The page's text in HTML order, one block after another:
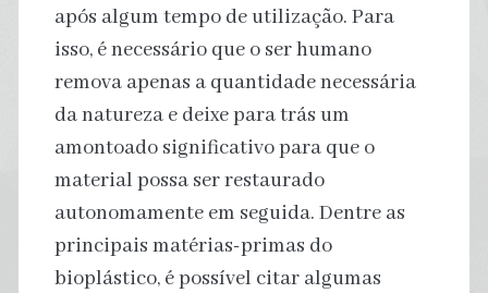
após algum tempo de utilização. Para
isso, é necessário que o ser humano
remova apenas a quantidade necessária
da natureza e deixe para trás um
amontoado significativo para que o
material possa ser restaurado
autonomamente em seguida. Dentre as
principais matérias-primas do
bioplástico, é possível citar algumas